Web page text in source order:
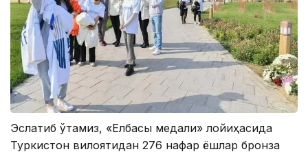
Эслатиб ўтамиз, «Елбасы медали» лойиҳасида
Туркистон вилоятидан 276 нафар ёшлар бронза